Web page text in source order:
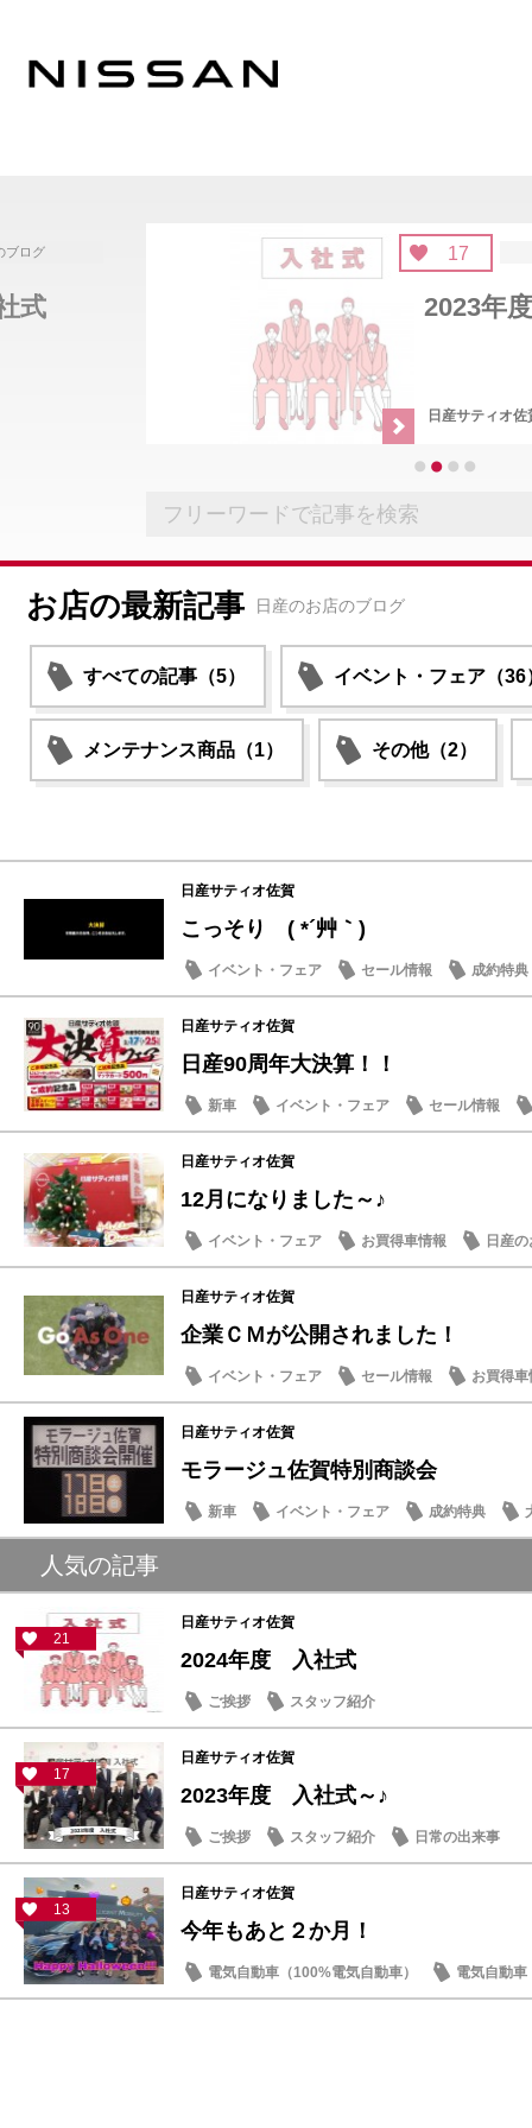
注目のブログ
2023年度 入社式～♪
日産サティオ佐賀
お店の最新記事 日産のお店のブログ
すべての記事（5） イベント・フェア（36
メンテナンス商品（1） その他（2）
日産サティオ佐賀
こっそり ( *´艸｀)
イベント・フェア セール情報 成約特典
日産サティオ佐賀
日産90周年大決算！！
新車 イベント・フェア
セール情報
お買得車情報
日産サティオ佐賀
12月になりました～♪
イベント・フェア お買得車情報 日産
日産サティオ佐賀
企業ＣＭが公開されました！
イベント・フェア セール情報
お買得車
近所・近隣
日産サティオ佐賀
モラージュ佐賀特別商談会
新車 イベント・フェア 成約特典
人気の記事
21
日産サティオ佐賀
2024年度 入社式
ご挨拶 スタッフ紹介
17
日産サティオ佐賀
2023年度 入社式～♪
ご挨拶 スタッフ紹介 日常の出来事
13
日産サティオ佐賀
今年もあと２か月！
電気自動車（100%電気自動車）
電気自動車
イベント・フェア